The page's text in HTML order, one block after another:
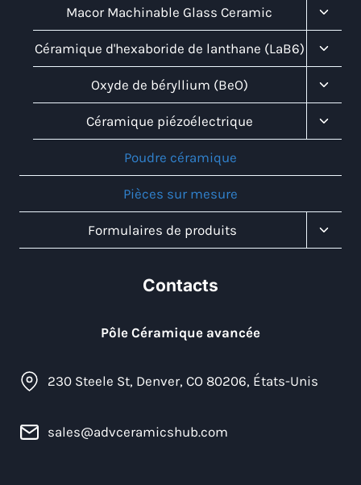
Macor Machinable Glass Ceramic
Child
Menu
Céramique d'hexaboride de lanthane (LaB6)
Child
Menu
Oxyde de béryllium (BeO)
Child
Menu
Céramique piézoélectrique
Child
Poudre céramique
Pièces sur mesure
Formulaires de produits
Child
Contacts
Pôle Céramique avancée
230 Steele St, Denver, CO 80206, États-Unis
sales@advceramicshub.com